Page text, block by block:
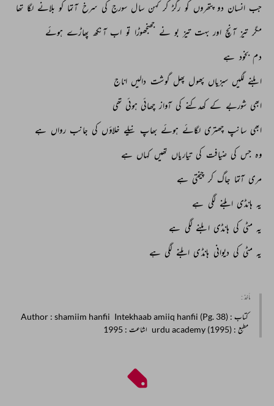
جب انسان دو پتھروں کو رگڑ کر کہن سال سورج کی سرخ آتما کو بلانے لگا تھا
مگر تیز آنچ اور بہت تیز بو نے جھنجھوڑا تو اب آنکھ پھاڑے ہوئے
دم بخود ہے
ابلنے لگیں سبزیاں پھول پھل گوشت دالیں اناج
ابھی شوربے کے کھدکنے کی آواز چھائی ہوئی تھی
ابھی سانپ چھتری لگائے ہوئے بھاپ نیلے خلاؤں کی جانب رواں ہے
وہ جس کی ضیافت کی تیاریاں تھیں کہاں ہے
مری آتما جاگ کر چیختی ہے
یہ ہانڈی ابلنے لگی ہے
یہ مٹی کی ہانڈی ابلنے لگی ہے
یہ مٹی کی دیوانی ہانڈی ابلنے لگی ہے
مأخذ :
کتاب : Intekhaab amiiq hanfii (Pg. 38)
Author : shamiim hanfii
مطبع : urdu academy (1995) اشاعت : 1995